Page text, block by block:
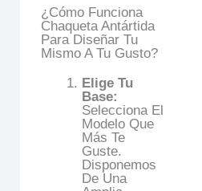
¿Cómo Funciona
Chaqueta Antártida
Para Diseñar Tu
Mismo A Tu Gusto?
Elige Tu
Base:
Selecciona El
Modelo Que
Más Te
Guste.
Disponemos
De Una